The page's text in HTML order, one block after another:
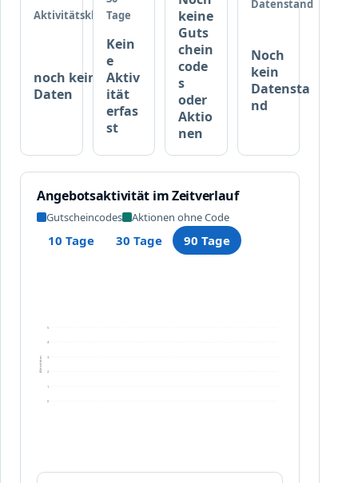
d
r
o
p
h
a
Aktivitätsklasse
noch keine
Daten
Tage
Kein
e
Aktiv
ität
erfas
st
keine
Guts
chein
code
s
oder
Aktio
nen
Datenstand
Noch
kein
Datensta
nd
Angebotsaktivität im Zeitverlauf
Gutscheincodes Aktionen ohne Code
10 Tage 30 Tage 90 Tage
Aktivitäten
0
1
2
3
4
5